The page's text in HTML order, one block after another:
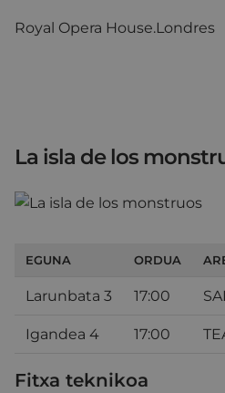
Royal Opera House.Londres
La isla de los
EGUNA ORDUA
Larunbata 3 17:00
Igandea 4 17:00
Fitxa teknikoa